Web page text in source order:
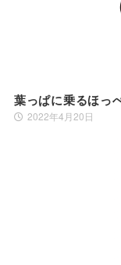
葉っぱに乗るほっ
2022年4月20日